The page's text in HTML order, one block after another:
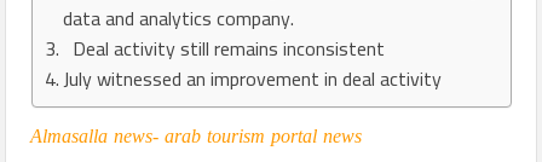
data and analytics company.
Deal activity still remains inconsistent
July witnessed an improvement in deal activity
Almasalla news- arab tourism portal news